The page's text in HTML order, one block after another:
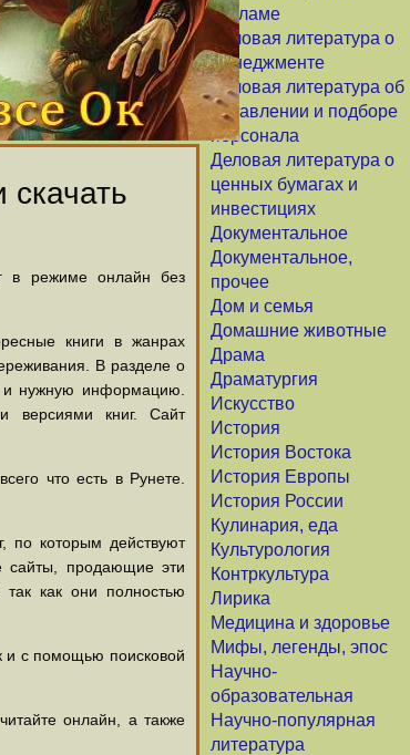
рекламе
Деловая литература о
менеджменте
Деловая литература об
управлении и подборе
персонала
Деловая литература о
ценных бумагах и
инвестициях
Документальное
Документальное,
прочее
Дом и семья
Домашние животные
Драма
Драматургия
Искусство
История
История Востока
История Европы
История России
Кулинария, еда
Культурология
Контркультура
Лирика
Медицина и здоровье
Мифы, легенды, эпос
Научно-
образовательная
Научно-популярная
литература
скачать
в режиме онлайн без
книги в жанрах
В разделе о
и нужную информацию.
версиями книг. Сайт
что есть в Рунете.
по которым действуют
сайты, продающие эти
как они полностью
и с помощью поисковой
онлайн, а также